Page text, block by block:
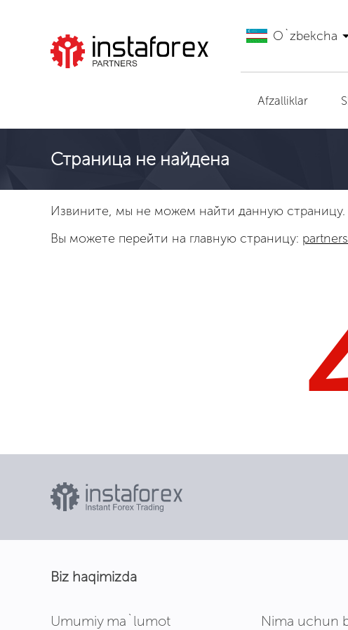
O`zbekcha
Afzalliklar
Страница не найдена
Извините, мы не можем найти данную
Вы можете перейти на главную страницу:
Biz haqimizda
Umumiy ma`lumot Nima uchun